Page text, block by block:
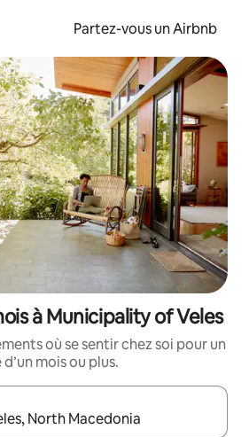
Partez-vous un Airbnb
à Municipality of Veles
où se sentir chez soi pour un
mois ou plus.
affichés, parcourez-les en utilisant